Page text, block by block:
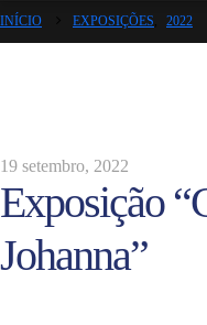
INÍCIO EXPOSIÇÕES 2022
19 setembro, 2022
Exposição
Johanna”